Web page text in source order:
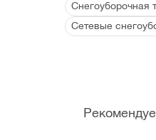
Снегоуборочная
Сетевые